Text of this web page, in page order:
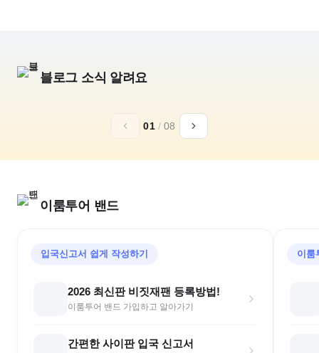
블로그 소식 알려요
일본 황실의휴양
가루이자와 72
01 / 08
이룸투어 밴드
입국신고서 쉽게 작성하기
2026 최신판 비짓재팬 등록방법!
이룸투어 밴드 가입하고 알아가기
간편한 사이판 입국 신고서
이룸